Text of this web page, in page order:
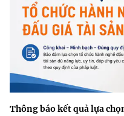
Thông báo kết quả lựa